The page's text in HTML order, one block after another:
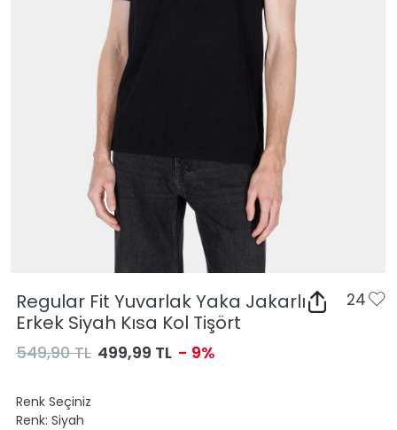
Regular Fit Yuvarlak Yaka Jakarlı
Erkek Siyah Kısa Kol Tişört
24
549,90 TL 499,99 TL - 9%
Renk Seçiniz
Renk: Siyah